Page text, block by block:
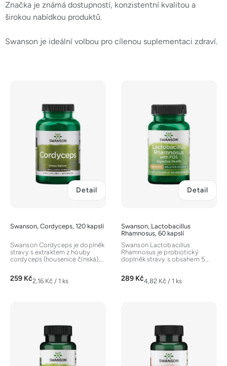
Značka je známá dostupností, konzistentní kvalitou a
širokou nabídkou produktů.
Swanson je ideální volbou pro cílenou suplementaci zdraví.
ůSwanson, Cordyceps, 120 kapslí
259 KčMěrná
2,16 Kč / 1 ks
Detail
Swanson Cordyceps je doplněk
stravy s extraktem z houby
cordyceps (housenice čínská),
Swanson, Lactobacillus
Rhamnosus, 60 kapslí
289 KčMěrná
4,82 Kč / 1 ks
Detail
Swanson Lactobacillus
Rhamnosus je probiotický
doplněk stravy s obsahem 5